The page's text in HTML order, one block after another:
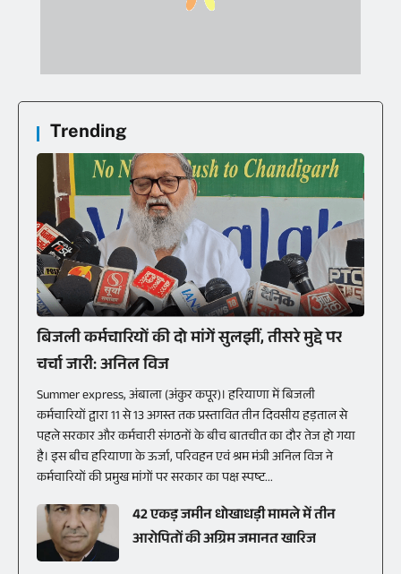
Trending
बिजली कर्मचारियों की दो मांगें सुलझीं, तीसरे मुद्दे पर
चर्चा जारी: अनिल विज
Summer express, अंबाला (अंकुर कपूर)। हरियाणा में बिजली
कर्मचारियों द्वारा 11 से 13 अगस्त तक प्रस्तावित तीन दिवसीय हड़ताल से
पहले सरकार और कर्मचारी संगठनों के बीच बातचीत का दौर तेज हो गया
है। इस बीच हरियाणा के ऊर्जा, परिवहन एवं श्रम मंत्री अनिल विज ने
कर्मचारियों की प्रमुख मांगों पर सरकार का पक्ष स्पष्ट...
42 एकड़ जमीन धोखाधड़ी मामले में तीन
आरोपितों की अग्रिम जमानत खारिज